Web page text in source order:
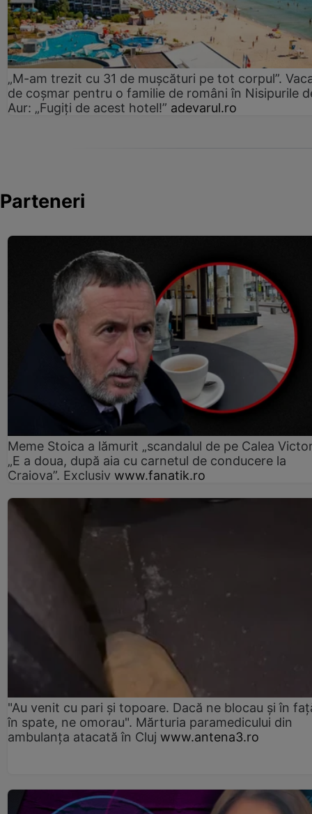
„M-am trezit cu 31 de mușcături pe tot corpul”.
de coșmar pentru o familie de români în Nisipurile
Aur: „Fugiți de acest hotel!” adevarul.ro
Parteneri
Meme Stoica a lămurit „scandalul de pe Calea
„E a doua, după aia cu carnetul de conducere la
Craiova”. Exclusiv www.fanatik.ro
"Au venit cu pari și topoare. Dacă ne blocau şi în
în spate, ne omorau". Mărturia paramedicului din
ambulanţa atacată în Cluj www.antena3.ro